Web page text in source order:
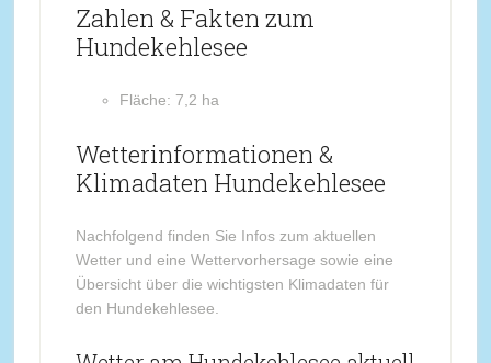
Zahlen & Fakten zum
Hundekehlesee
Fläche: 7,2 ha
Wetterinformationen &
Klimadaten Hundekehlesee
Nachfolgend finden Sie Infos zum aktuellen
Wetter und eine Wettervorhersage sowie eine
Übersicht über die wichtigsten Klimadaten für
den Hundekehlesee.